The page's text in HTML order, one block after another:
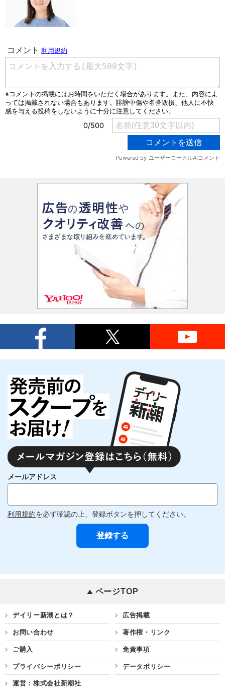
メールアドレス
利用規約を必ず確認の上、登録ボタンを押してください。
ページTOP
デイリー新潮とは？ 広告掲載
お問い合わせ 著作権・リンク
ご購入 免責事項
プライバシーポリシー データポリシー
運営：株式会社新潮社